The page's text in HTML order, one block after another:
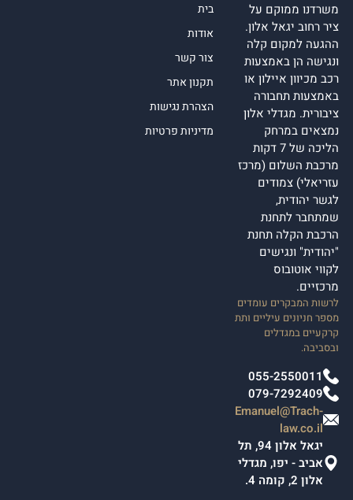
משרדנו ממוקם על
ציר רחוב יגאל אלון.
ההגעה למקום קלה
ונגישה הן באמצעות
רכב מכיוון איילון או
באמצעות תחבורה
ציבורית. מגדלי אלון
נמצאים במרחק
הליכה של 7 דקות
מרכבת השלום (מרכז
עזריאלי) צמודים
לגשר יהודית,
שמתחבר לתחנת
הרכבת הקלה תחנת
"יהודית" ונגישים
לקווי אוטובוס
מרכזיים.
לרשות המבקרים עומדים
מספר חניונים עיליים ותת
קרקעיים במגדלים
ובסביבה.
055-2550011
079-7292409
Emanuel@Trach-
law.co.il
יגאל אלון 94, תל
אביב - יפו, מגדלי
אלון 2, קומה 4.
בית
אודות
צור קשר
תקנון אתר
הצהרת נגישות
מדיניות פרטיות